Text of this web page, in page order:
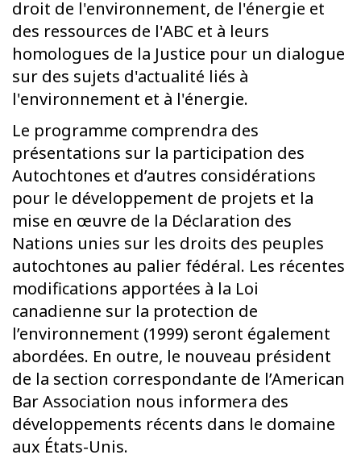
droit de l'environnement, de l'énergie et
des ressources de l'ABC et à leurs
homologues de la Justice pour un dialogue
sur des sujets d'actualité liés à
l'environnement et à l'énergie.
Le programme comprendra des
présentations sur la participation des
Autochtones et d’autres considérations
pour le développement de projets et la
mise en œuvre de la Déclaration des
Nations unies sur les droits des peuples
autochtones au palier fédéral. Les récentes
modifications apportées à la Loi
canadienne sur la protection de
l’environnement (1999) seront également
abordées. En outre, le nouveau président
de la section correspondante de l’American
Bar Association nous informera des
développements récents dans le domaine
aux États-Unis.